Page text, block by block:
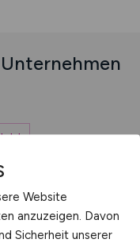
Website
anzuzeigen. Davon
Sicherheit unserer